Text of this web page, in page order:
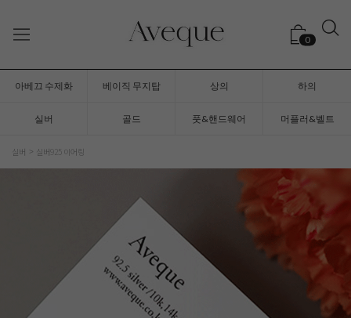
0
아베끄 수제화 베이직 무지탑 상의 하의
실버 골드 풋&핸드웨어 머플러&벨트
실버 실버925 이어링